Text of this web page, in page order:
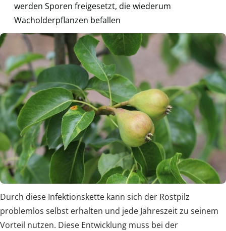
werden Sporen freigesetzt, die wiederum
Wacholderpflanzen befallen
Durch diese Infektionskette kann sich der Rostpilz
problemlos selbst erhalten und jede Jahreszeit zu seinem
Vorteil nutzen. Diese Entwicklung muss bei der